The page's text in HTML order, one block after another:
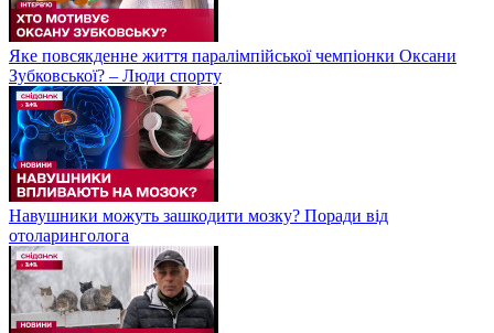
Яке повсякденне життя паралімпійської чемпіонки Оксани
Зубковської? – Люди спорту
Навушники можуть зашкодити мозку? Поради від
отоларинголога